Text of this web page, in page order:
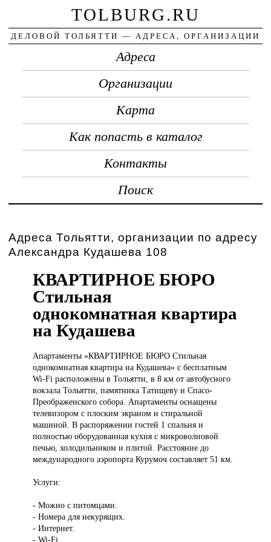
TOLBURG.RU
ДЕЛОВОЙ ТОЛЬЯТТИ — АДРЕСА, ОРГАНИЗАЦИИ
Адреса
Организации
Карта
Как попасть в каталог
Контакты
Поиск
Адреса Тольятти, организации по адресу
Александра Кудашева 108
КВАРТИРНОЕ БЮРО
Стильная
однокомнатная квартира
на Кудашева
Апартаменты «КВАРТИРНОЕБЮРО Стильная
однокомнатная квартира на Кудашева» с бесплатным
Wi-Fi расположены в Тольятти, в 8 км от автобусного
вокзала Тольятти, памятника Татищеву и Спасо-
Преображенского собора. Апартаменты оснащены
телевизором с плоским экраном и стиральной
машиной. В распоряжении гостей 1 спальня и
полностью оборудованная кухня с микроволновой
печью, холодильником и плитой. Расстояние до
международного аэропорта Курумоч составляет 51 км.
Услуги:
- Можно с питомцами.
- Номера для некурящих.
- Интернет.
- Wi-Fi.